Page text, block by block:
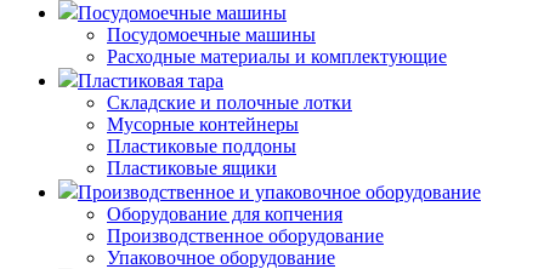
Посудомоечные машины
Посудомоечные машины
Расходные материалы и комплектующие
Пластиковая тара
Складские и полочные лотки
Мусорные контейнеры
Пластиковые поддоны
Пластиковые ящики
Производственное и упаковочное оборудование
Оборудование для копчения
Производственное оборудование
Упаковочное оборудование